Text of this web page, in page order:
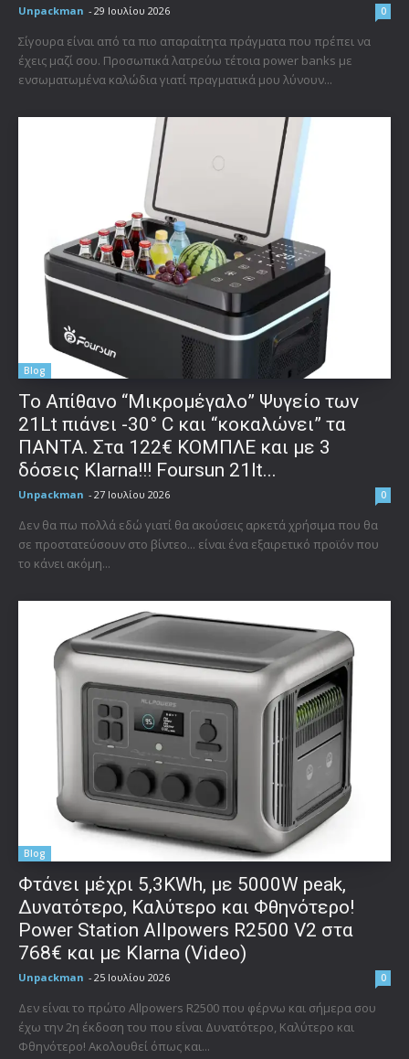
Unpackman - 29 Ιουλίου 2026 0
Σίγουρα είναι από τα πιο απαραίτητα πράγματα που πρέπει να
έχεις μαζί σου. Προσωπικά λατρεύω τέτοια power banks με
ενσωματωμένα καλώδια γιατί πραγματικά μου λύνουν...
Blog
Το Απίθανο “Μικρομέγαλο” Ψυγείο των
21Lt πιάνει -30° C και “κοκαλώνει” τα
ΠΑΝΤΑ. Στα 122€ ΚΟΜΠΛΕ και με 3
δόσεις Klarna!!! Foursun 21lt...
Unpackman - 27 Ιουλίου 2026 0
Δεν θα πω πολλά εδώ γιατί θα ακούσεις αρκετά χρήσιμα που θα
σε προστατεύσουν στο βίντεο... είναι ένα εξαιρετικό προϊόν που
το κάνει ακόμη...
Blog
Φτάνει μέχρι 5,3KWh, με 5000W peak,
Δυνατότερο, Καλύτερο και Φθηνότερο!
Power Station Allpowers R2500 V2 στα
768€ και με Klarna (Video)
Unpackman - 25 Ιουλίου 2026 0
Δεν είναι το πρώτο Allpowers R2500 που φέρνω και σήμερα σου
έχω την 2η έκδοση του που είναι Δυνατότερο, Καλύτερο και
Φθηνότερο! Ακολουθεί όπως και...